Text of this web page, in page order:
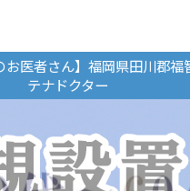
お医者さん】福岡県田川郡福
テナドクター